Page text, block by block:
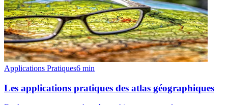
Applications Pratiques6 min
Les applications pratiques des atlas géographiques